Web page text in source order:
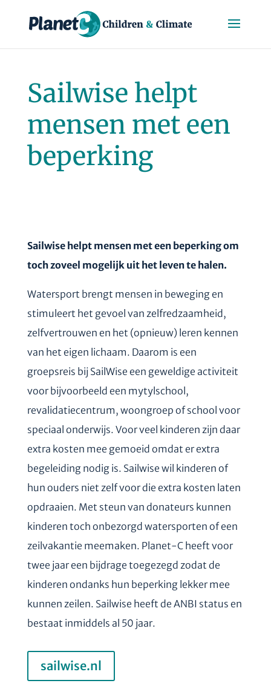
Sailwise helpt
mensen met een
beperking
Sailwise helpt mensen met een beperking om
toch zoveel mogelijk uit het leven te halen.
Watersport brengt mensen in beweging en
stimuleert het gevoel van zelfredzaamheid,
zelfvertrouwen en het (opnieuw) leren kennen
van het eigen lichaam. Daarom is een
groepsreis bij SailWise een geweldige activiteit
voor bijvoorbeeld een mytylschool,
revalidatiecentrum, woongroep of school voor
speciaal onderwijs. Voor veel kinderen zijn daar
extra kosten mee gemoeid omdat er extra
begeleiding nodig is. Sailwise wil kinderen of
hun ouders niet zelf voor die extra kosten laten
opdraaien. Met steun van donateurs kunnen
kinderen toch onbezorgd watersporten of een
zeilvakantie meemaken. Planet-C heeft voor
twee jaar een bijdrage toegezegd zodat de
kinderen ondanks hun beperking lekker mee
kunnen zeilen. Sailwise heeft de ANBI status en
bestaat inmiddels al 50 jaar.
sailwise.nl